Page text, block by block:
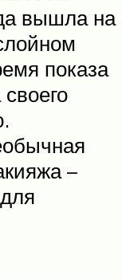
вышла на
показа
–